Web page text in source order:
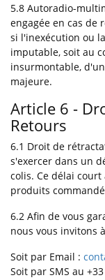
5.8 Autoradio-
engagée en cas de
si l'inexécution ou
imputable, soit au
insurmontable,
majeure.
Article 6 -
Retours
6.1 Droit de
s'exercer dans un
colis. Ce délai
produits
6.2 Afin de vous
nous vous invitons
Soit par Email :
Soit par SMS au